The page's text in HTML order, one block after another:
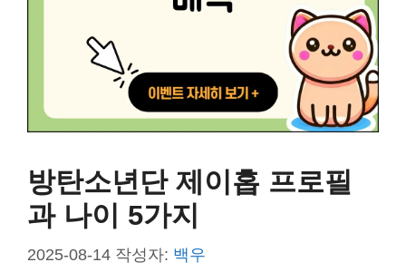
방탄소년단 제이홉 프로필
과 나이 5가지
2025-08-14 작성자: 백우